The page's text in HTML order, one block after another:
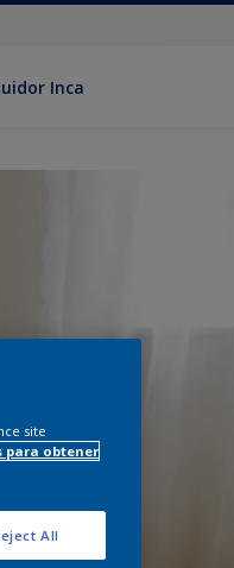
Inca
site
para obtener
All